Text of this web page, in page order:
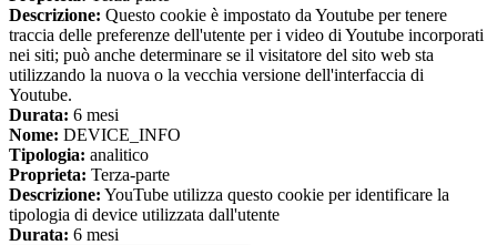
Descrizione: Questo cookie è impostato da Youtube per tenere
traccia delle preferenze dell'utente per i video di Youtube incorporati
nei siti; può anche determinare se il visitatore del sito web sta
utilizzando la nuova o la vecchia versione dell'interfaccia di
Youtube.
Durata: 6 mesi
Nome: DEVICE_INFO
Tipologia: analitico
Proprieta: Terza-parte
Descrizione: YouTube utilizza questo cookie per identificare la
tipologia di device utilizzata dall'utente
Durata: 6 mesi